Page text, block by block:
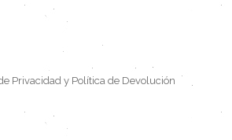
Privacidad y Política de Devolución